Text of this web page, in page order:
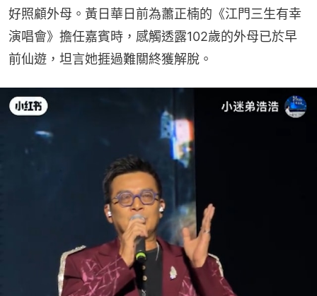
好照顧外母。黃日華日前為蕭正楠的《江門三生有幸
演唱會》擔任嘉賓時，感觸透露102歲的外母已於早
前仙遊，坦言她捱過難關終獲解脫。